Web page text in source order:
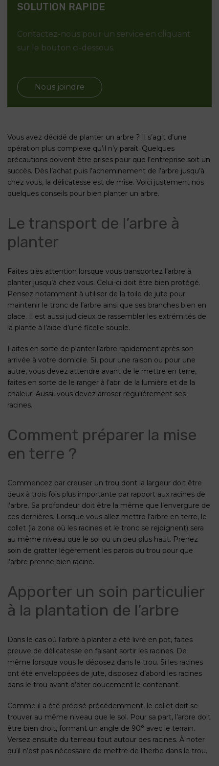
SOLUTION RAPIDE
Contactez-nous pour un service en cliquant
sur le bouton ci-dessous.
Nous joindre
Vous avez décidé de planter un arbre ? Il s’agit d’une
opération plus complexe qu’il n’y paraît. Quelques
précautions doivent être prises pour que l’entreprise soit un
succès. Dès l’achat puis l’acheminement de l’arbre jusqu’à
chez vous, la délicatesse est de mise. Voici justement nos
quelques conseils pour bien planter un arbre.
Le transport de l’arbre à
planter
Faites très attention lorsque vous transportez l’arbre à
planter jusqu’à chez vous. Celui-ci doit être bien protégé.
Pensez notamment à utiliser de la toile de jute pour
maintenir le tronc de l’arbre ainsi que ses branches bien en
place. Il est aussi judicieux de rassembler les extrémités de
la plante à l’aide d’une ficelle souple.
Faites en sorte de planter l’arbre rapidement après son
arrivée à votre domicile. Si, pour une raison ou pour une
autre, vous devez attendre avant de le mettre en terre,
faites en sorte de le ranger à l’abri de la lumière et de la
chaleur. Aussi, vous devez arroser régulièrement ses
racines.
Comment préparer la mise
en terre ?
Commencez par creuser un trou dont la largeur doit être
deux à trois fois plus importante par rapport aux racines de
l’arbre. Sa profondeur doit être la même que l’envergure de
ces dernières. Lorsque vous allez mettre l’arbre en terre, le
collet (la zone où les racines et le tronc se rejoignent) sera
au même niveau que le sol ou un peu plus haut. Prenez
soin de gratter légèrement les parois du trou pour que
l’arbre prenne bien racine.
Apporter un soin particulier
à la plantation de l’arbre
Dans le cas où l’arbre à planter a été livré en pot, faites
preuve de délicatesse en faisant sortir les racines. De
même lorsque vous le déposez dans le trou. Si les racines
ont été enveloppées de jute, disposez d’abord les racines
dans le trou avant d’ôter doucement le contenant.
Comme il a été précisé précédemment, le collet doit se
trouver au même niveau que le sol. Pour sa part, l’arbre doit
être bien droit, formant un angle de 90° avec le terrain.
Versez ensuite du terreau tout autour des racines. À noter
qu’il n’est pas nécessaire de mettre de l’herbe dans le trou.